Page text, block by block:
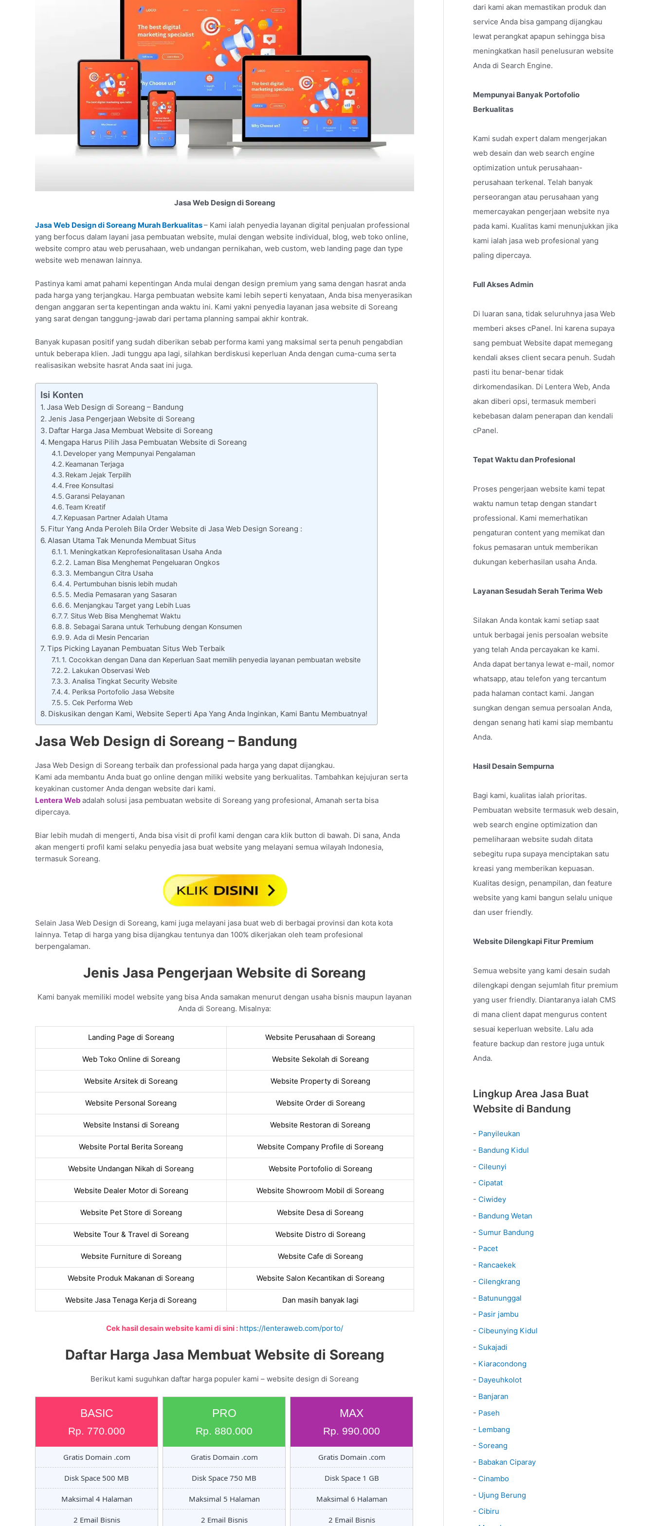
Jasa Web Design di Soreang
Jasa Web Design di Soreang Murah Berkualitas– Kami ialah penyedia layanan digital penjualan professional
yang berfocus dalam layani jasa pembuatan website, mulai dengan website individual, blog, web toko online,
website compro atau web perusahaan, web undangan pernikahan, web custom, web landing page dan type
website web menawan lainnya.
Pastinya kami amat pahami kepentingan Anda mulai dengan design premium yang sama dengan hasrat anda
pada harga yang terjangkau. Harga pembuatan website kami lebih seperti kenyataan, Anda bisa menyerasikan
dengan anggaran serta kepentingan anda waktu ini. Kami yakni penyedia layanan jasa website di Soreang
yang sarat dengan tanggung-jawab dari pertama planning sampai akhir kontrak.
Banyak kupasan positif yang sudah diberikan sebab performa kami yang maksimal serta penuh pengabdian
untuk beberapa klien. Jadi tunggu apa lagi, silahkan berdiskusi keperluan Anda dengan cuma-cuma serta
realisasikan website hasrat Anda saat ini juga.
Isi Konten
Jasa Web Design di Soreang – Bandung
Jenis Jasa Pengerjaan Website di Soreang
Daftar Harga Jasa Membuat Website di Soreang
Mengapa Harus Pilih Jasa Pembuatan Website di Soreang
Developer yang Mempunyai Pengalaman
Keamanan Terjaga
Rekam Jejak Terpilih
Free Konsultasi
Garansi Pelayanan
Team Kreatif
Kepuasan Partner Adalah Utama
Fitur Yang Anda Peroleh Bila Order Website di Jasa Web Design Soreang :
Alasan Utama Tak Menunda Membuat Situs
1. Meningkatkan Keprofesionalitasan Usaha Anda
2. Laman Bisa Menghemat Pengeluaran Ongkos
3. Membangun Citra Usaha
4. Pertumbuhan bisnis lebih mudah
5. Media Pemasaran yang Sasaran
6. Menjangkau Target yang Lebih Luas
7. Situs Web Bisa Menghemat Waktu
8. Sebagai Sarana untuk Terhubung dengan Konsumen
9. Ada di Mesin Pencarian
Tips Picking Layanan Pembuatan Situs Web Terbaik
1. Cocokkan dengan Dana dan Keperluan Saat memilih penyedia layanan pembuatan website
2. Lakukan Observasi Web
3. Analisa Tingkat Security Website
4. Periksa Portofolio Jasa Website
5. Cek Performa Web
Diskusikan dengan Kami, Website Seperti Apa Yang Anda Inginkan, Kami Bantu Membuatnya!
Jasa Web Design di Soreang – Bandung
Jasa Web Design di Soreang terbaik dan professional pada harga yang dapat dijangkau.
Kami ada membantu Anda buat go online dengan miliki website yang berkualitas. Tambahkan kejujuran serta
keyakinan customer Anda dengan website dari kami.
Lentera Web adalah solusi jasa pembuatan website di Soreang yang profesional, Amanah serta bisa
dipercaya.
Biar lebih mudah di mengerti, Anda bisa visit di profil kami dengan cara klik button di bawah. Di sana, Anda
akan mengerti profil kami selaku penyedia jasa buat website yang melayani semua wilayah Indonesia,
termasuk Soreang.
Selain Jasa Web Design di Soreang, kami juga melayani jasa buat web di berbagai provinsi dan kota kota
lainnya. Tetap di harga yang bisa dijangkau tentunya dan 100% dikerjakan oleh team profesional
berpengalaman.
Jenis Jasa Pengerjaan Website di Soreang
Kami banyak memiliki model website yang bisa Anda samakan menurut dengan usaha bisnis maupun layanan
Anda di Soreang. Misalnya:
Landing Page di Soreang Website Perusahaan di Soreang
Web Toko Online di Soreang Website Sekolah di Soreang
Website Arsitek di Soreang Website Property di Soreang
Website Personal Soreang Website Order di Soreang
Website Instansi di Soreang Website Restoran di Soreang
Website Portal Berita Soreang Website Company Profile di Soreang
Website Undangan Nikah di Soreang Website Portofolio di Soreang
Website Dealer Motor di Soreang Website Showroom Mobil di Soreang
Website Pet Store di Soreang Website Desa di Soreang
Website Tour & Travel di Soreang Website Distro di Soreang
Website Furniture di Soreang Website Cafe di Soreang
Website Produk Makanan di Soreang Website Salon Kecantikan di Soreang
Website Jasa Tenaga Kerja di Soreang Dan masih banyak lagi
Cek hasil desain website kami di sini : https://lenteraweb.com/porto/
Daftar Harga Jasa Membuat Website di Soreang
Berikut kami suguhkan daftar harga populer kami – website design di Soreang
BASIC
Rp. 770.000
Gratis Domain .com
Disk Space 500 MB
Maksimal 4 Halaman
2 Email Bisnis
PRO
Rp. 880.000
Gratis Domain .com
Disk Space 750 MB
Maksimal 5 Halaman
2 Email Bisnis
MAX
Rp. 990.000
Gratis Domain .com
Disk Space 1 GB
Maksimal 6 Halaman
2 Email Bisnis
dari kami akan memastikan produk dan
service Anda bisa gampang dijangkau
lewat perangkat apapun sehingga bisa
meningkatkan hasil penelusuran website
Anda di Search Engine.
Mempunyai Banyak Portofolio
Berkualitas
Kami sudah expert dalam mengerjakan
web desain dan web search engine
optimization untuk perusahaan-
perusahaan terkenal. Telah banyak
perseorangan atau perusahaan yang
memercayakan pengerjaan website nya
pada kami. Kualitas kami menunjukkan jika
kami ialah jasa web profesional yang
paling dipercaya.
Full Akses Admin
Di luaran sana, tidak seluruhnya jasa Web
memberi akses cPanel. Ini karena supaya
sang pembuat Website dapat memegang
kendali akses client secara penuh. Sudah
pasti itu benar-benar tidak
dirkomendasikan. Di Lentera Web, Anda
akan diberi opsi, termasuk memberi
kebebasan dalam penerapan dan kendali
cPanel.
Tepat Waktu dan Profesional
Proses pengerjaan website kami tepat
waktu namun tetap dengan standart
professional. Kami memerhatikan
pengaturan content yang memikat dan
fokus pemasaran untuk memberikan
dukungan keberhasilan usaha Anda.
Layanan Sesudah Serah Terima Web
Silakan Anda kontak kami setiap saat
untuk berbagai jenis persoalan website
yang telah Anda percayakan ke kami.
Anda dapat bertanya lewat e-mail, nomor
whatsapp, atau telefon yang tercantum
pada halaman contact kami. Jangan
sungkan dengan semua persoalan Anda,
dengan senang hati kami siap membantu
Anda.
Hasil Desain Sempurna
Bagi kami, kualitas ialah prioritas.
Pembuatan website termasuk web desain,
web search engine optimization dan
pemeliharaan website sudah ditata
sebegitu rupa supaya menciptakan satu
kreasi yang memberikan kepuasan.
Kualitas design, penampilan, dan feature
website yang kami bangun selalu unique
dan user friendly.
Website Dilengkapi Fitur Premium
Semua website yang kami desain sudah
dilengkapi dengan sejumlah fitur premium
yang user friendly. Diantaranya ialah CMS
di mana client dapat mengurus content
sesuai keperluan website. Lalu ada
feature backup dan restore juga untuk
Anda.
Lingkup Area Jasa Buat
Website di Bandung
- Panyileukan
- Bandung Kidul
- Cileunyi
- Cipatat
- Ciwidey
- Bandung Wetan
- Sumur Bandung
- Pacet
- Rancaekek
- Cilengkrang
- Batununggal
- Pasir jambu
- Cibeunying Kidul
- Sukajadi
- Kiaracondong
- Dayeuhkolot
- Banjaran
- Paseh
- Lembang
- Soreang
- Babakan Ciparay
- Cinambo
- Ujung Berung
- Cibiru